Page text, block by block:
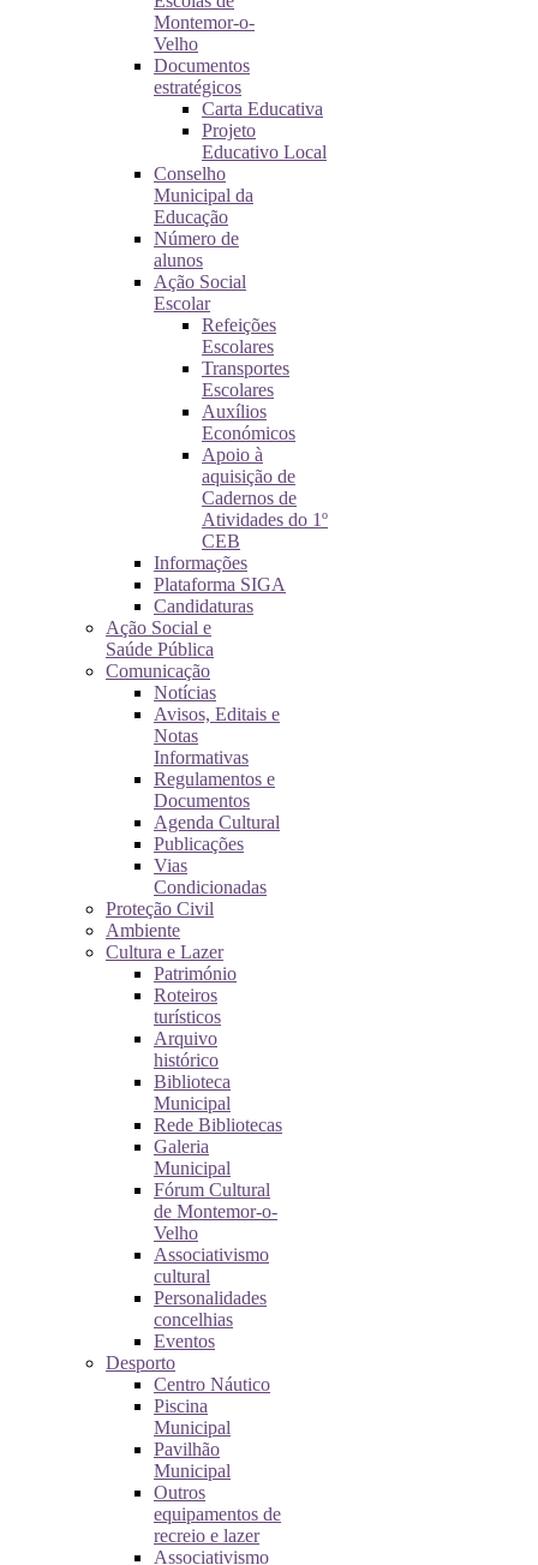
Montemor-o-
Velho
Documentos
estratégicos
Carta Educativa
Projeto
Educativo Local
Conselho
Municipal da
Educação
Número de
alunos
Ação Social
Escolar
Refeições
Escolares
Transportes
Escolares
Auxílios
Económicos
Apoio à
aquisição de
Cadernos de
Atividades do 1º
CEB
Informações
Plataforma SIGA
Candidaturas
Ação Social e
Saúde Pública
Comunicação
Notícias
Avisos, Editais e
Notas
Informativas
Regulamentos e
Documentos
Agenda Cultural
Publicações
Vias
Condicionadas
Proteção Civil
Ambiente
Cultura e Lazer
Património
Roteiros
turísticos
Arquivo
histórico
Biblioteca
Municipal
Rede Bibliotecas
Galeria
Municipal
Fórum Cultural
de Montemor-o-
Velho
Associativismo
cultural
Personalidades
concelhias
Eventos
Desporto
Centro Náutico
Piscina
Municipal
Pavilhão
Municipal
Outros
equipamentos de
recreio e lazer
Associativismo